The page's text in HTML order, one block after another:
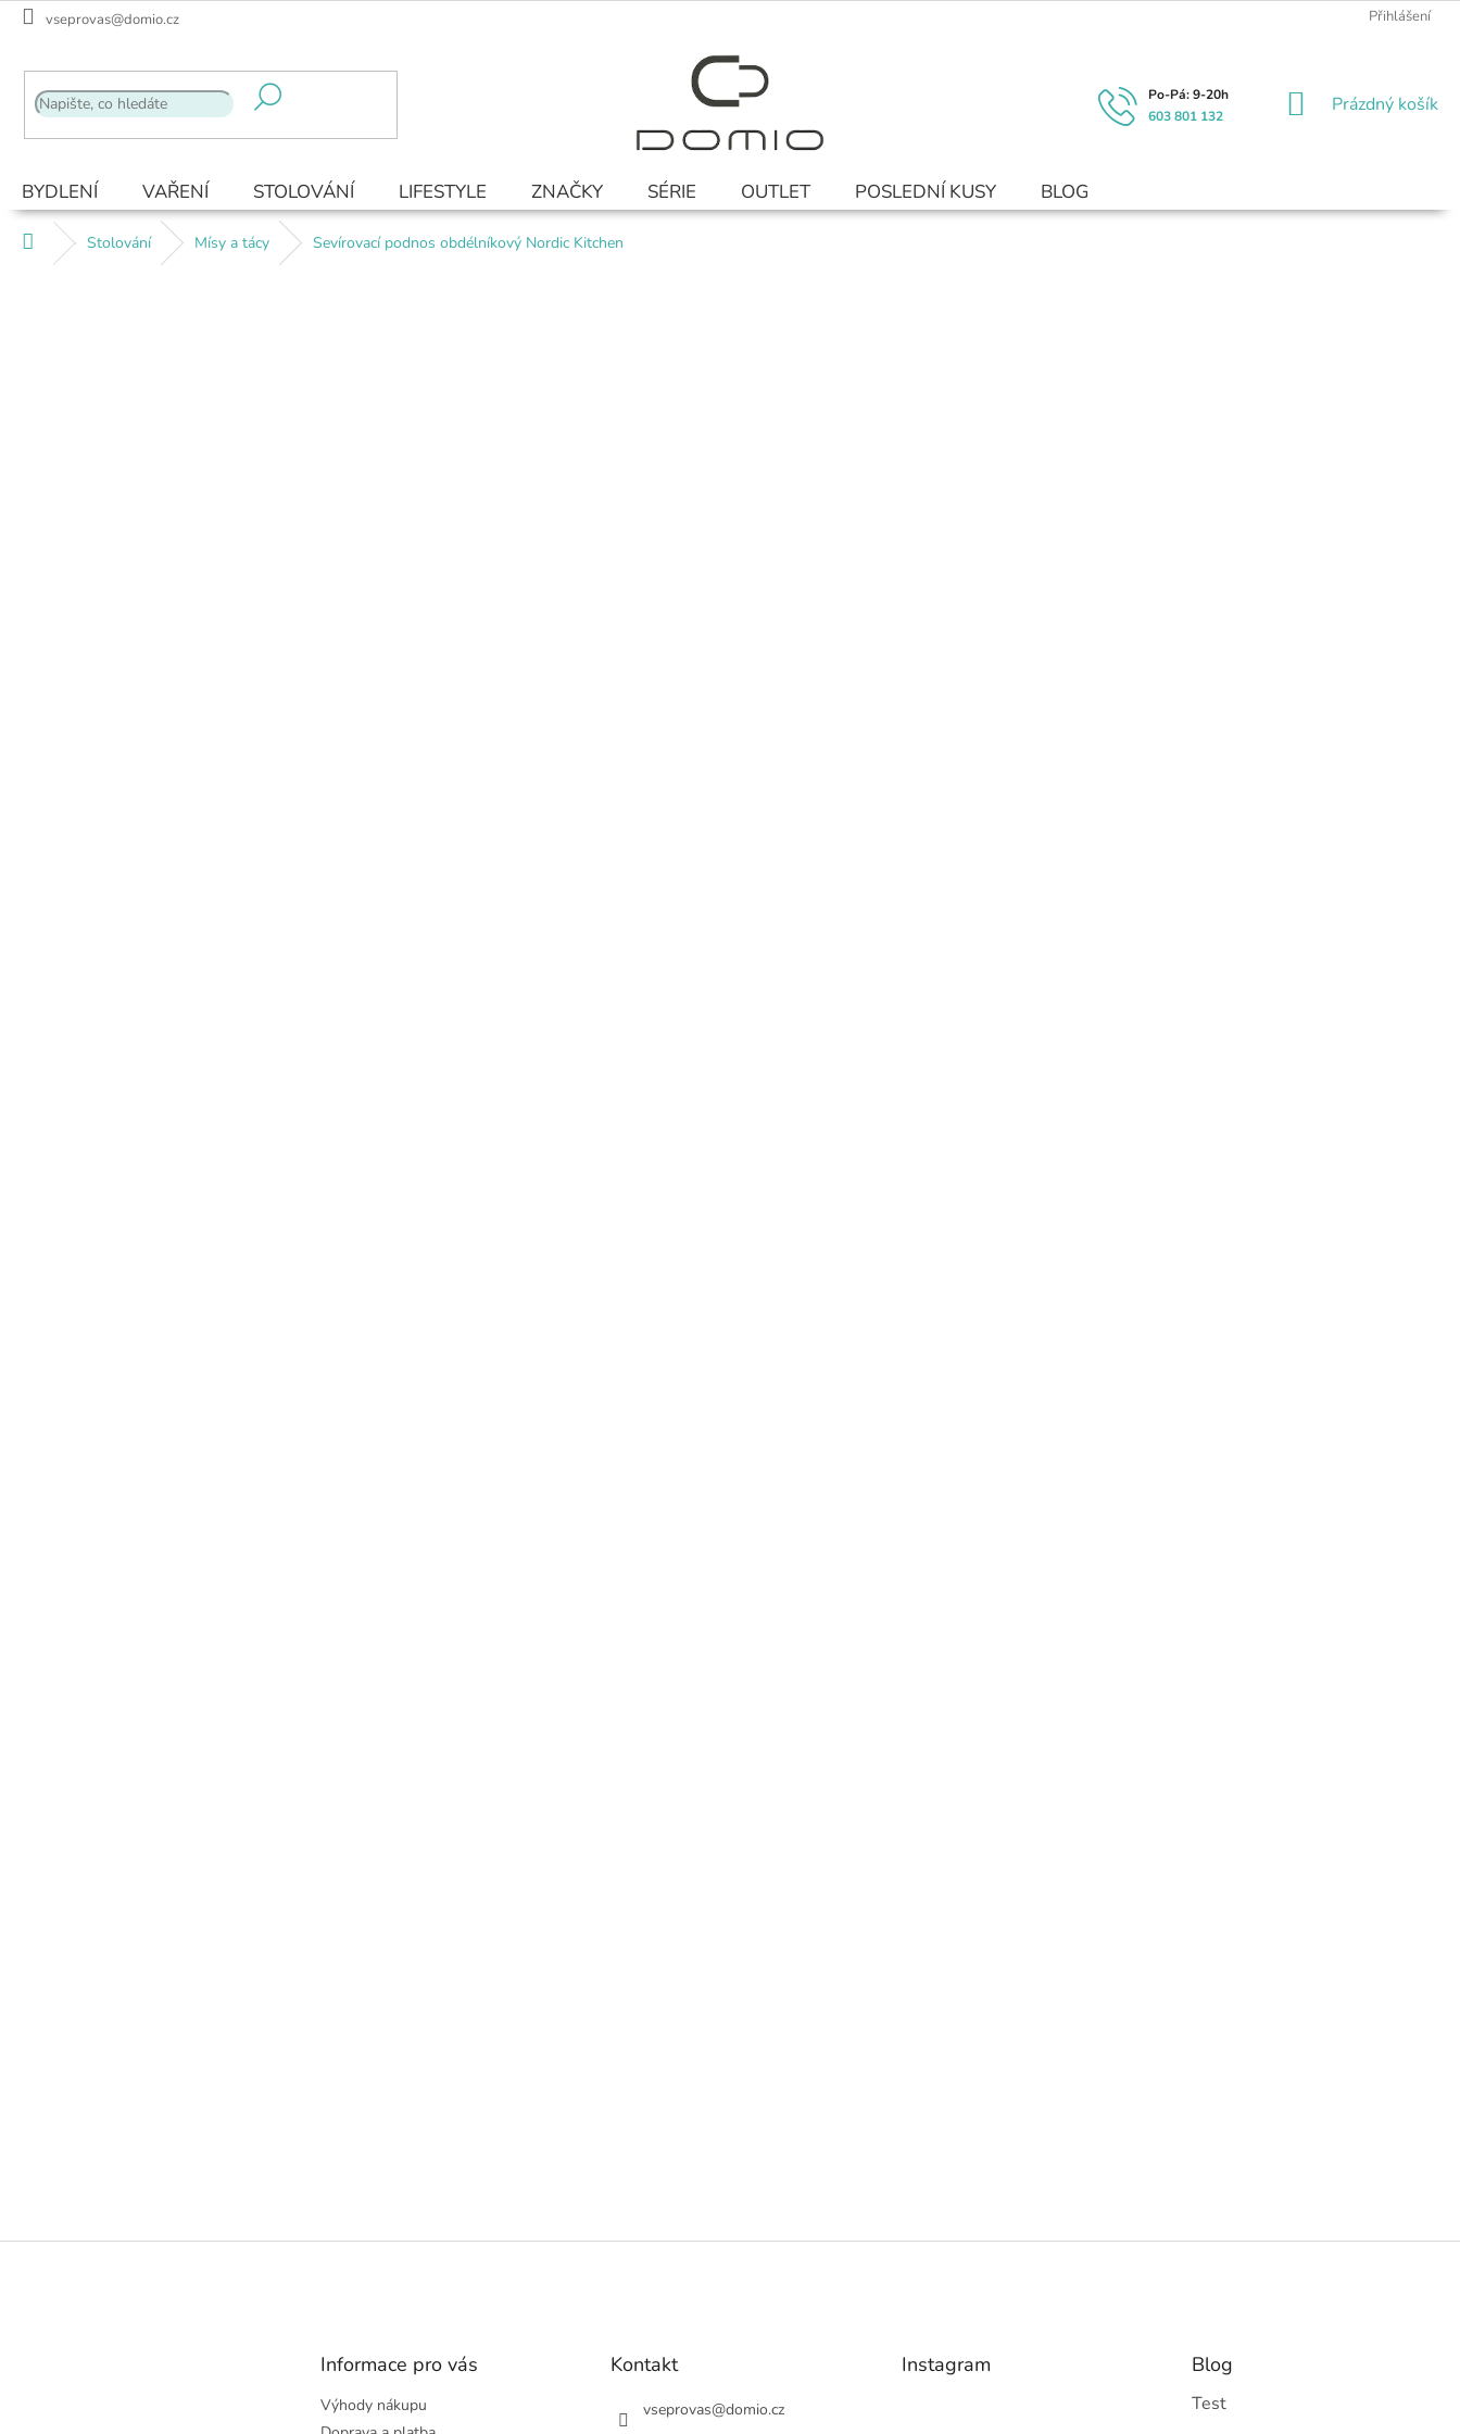
Přejít
vseprovas@domio.cz Přihlášení
603 801 132
NÁKUPNÍ
Prázdný košík
BYDLENÍ VAŘENÍ STOLOVÁNÍ LIFESTYLE ZNAČKY SÉRIE OUTLET POSLEDNÍ KUSY BLOG
Domů Stolování Mísy a tácy Sevírovací podnos obdélníkový Nordic Kitchen
Z
Informace pro vás
Výhody nákupu
Kontakt
vseprovas@domio.cz
Instagram Blog
Test